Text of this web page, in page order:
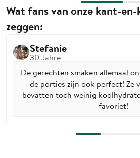
Wat fans van onze kant-
zeggen:
Stefanie
30 Jahre
De gerechten smaken allemaal
de porties zijn ook perfect! Ze
bevatten toch weinig
favoriet!